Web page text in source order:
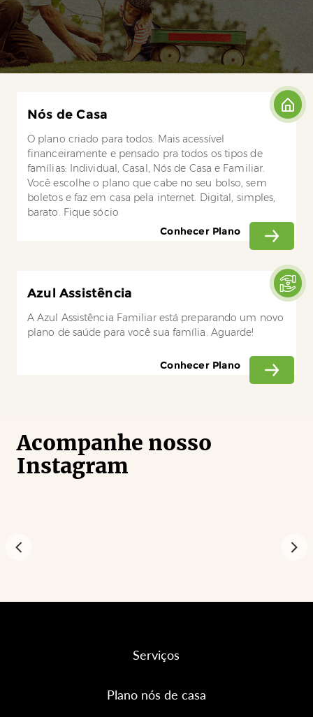
Nós de Casa
O plano criado para todos. Mais acessível
financeiramente e pensado pra todos os tipos de
famílias: Individual, Casal, Nós de Casa e Familiar.
Você escolhe o plano que cabe no seu bolso, sem
boletos e faz em casa pela internet. Digital, simples,
barato. Fique sócio
Conhecer Plano
Azul Assistência
A Azul Assistência Familiar está preparando um novo
plano de saúde para você sua família. Aguarde!
Conhecer Plano
Acompanhe nosso
Instagram
Serviços
Plano nós de casa